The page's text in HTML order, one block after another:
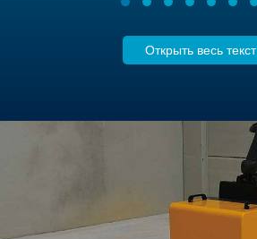
Открыть весь текст